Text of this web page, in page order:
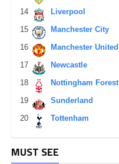
14
Liverpool
15
Manchester City
16
Manchester United
17
Newcastle
18
Nottingham Forest
19
Sunderland
20
Tottenham
MUST SEE